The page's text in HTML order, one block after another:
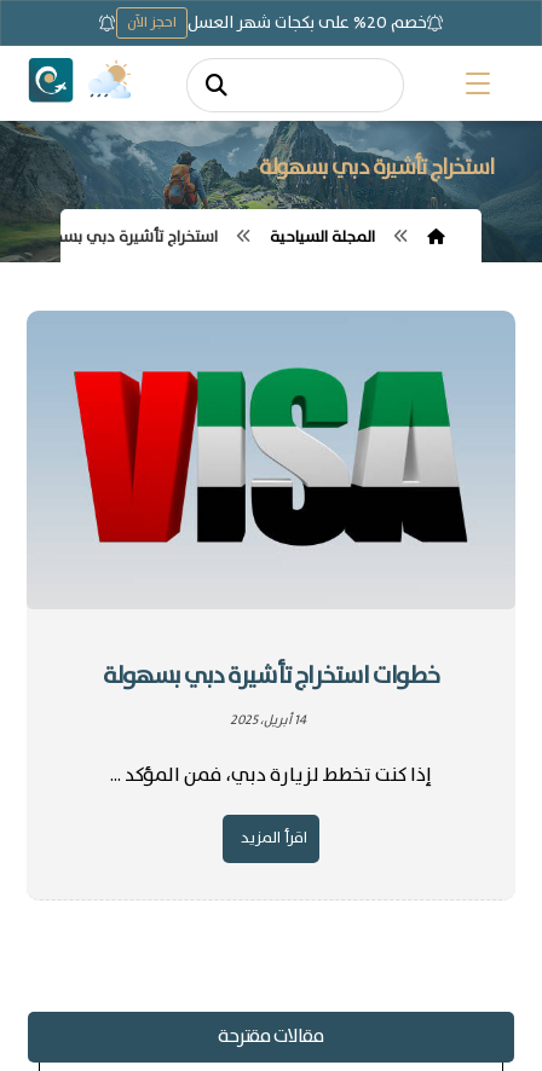
خصم 20% على بكجات شهر العسل احجز الآن
استخراج تأشيرة دبي بسهولة
المجلة السياحية استخراج تأشيرة دبي بسهولة
خطوات استخراج تأشيرة دبي بسهولة
14 أبريل، 2025
إذا كنت تخطط لزيارة دبي، فمن المؤكد ...
اقرأ المزيد
مقالات مقترحة